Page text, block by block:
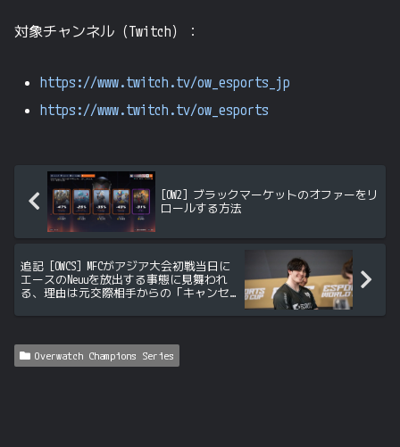
対象チャンネル（Twitch）：
https://www.twitch.tv/ow_esports_jp
https://www.twitch.tv/ow_esports
[OW2] ブラックマーケットのオファーをリ
ロールする方法
追記 [OWCS] MFCがアジア大会初戦当日に
エースのNeuuを放出する事態に見舞われ
る、理由は元交際相手からの「キャンセ
Overwatch Champions Series